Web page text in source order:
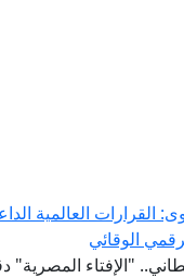
القرارات العالمية
الوقائي
"الإفتاء المصرية"